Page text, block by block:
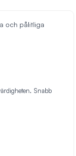
och pålitliga
Snabb